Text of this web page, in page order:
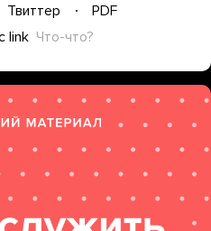
Твиттер
PDF
link Что-что?